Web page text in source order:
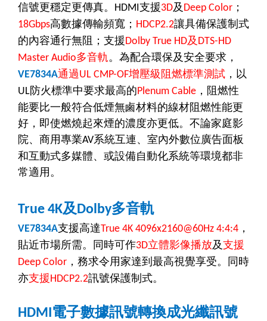
信號更穩定更傳真。 HDMI支援3D及 Deep Color ；
18Gbps高數據傳輸頻寬； HDCP2.2讓具備保護制式
的內容通行無阻；支援Dolby True HD及 DTS-HD
Master Audio多音軌。為配合環保及安全要求，
VE7834A通過UL CMP-OF增壓級阻燃標準測試 ，以
UL防火標準中要求最高的Plenum Cable ，阻燃性
能要比一般符合低煙無鹵材料的線材阻燃性能更
好，即使燃燒起來煙的濃度亦更低。不論家庭影
院、商用專業AV系統互連、室內外數位廣告面板
和互動式多媒體、或設備自動化系統等環境都非
常適用。
True 4K及Dolby多音軌
VE7834A支援高達True 4K 4096x2160@60Hz 4:4:4 ，
貼近市場所需。同時可作3D立體影像播放及支援
Deep Color ，務求令用家達到最高視覺享受。同時
亦支援HDCP2.2訊號保護制式。
HDMI電子數據訊號轉換成光纖訊號